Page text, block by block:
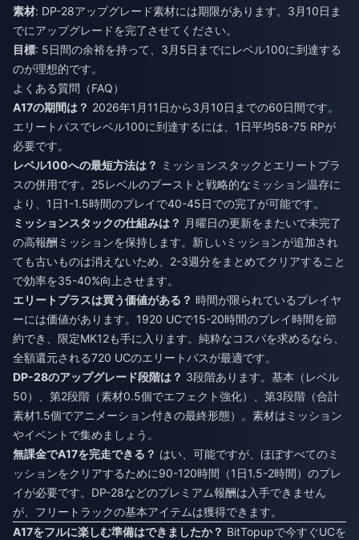
素材: DP-28アップグレード素材には期限があります。3月10日ま
でにアップグレードを完了させてください。
目標: 5日間の余裕を持って、3月5日までにレベル100に到達する
のが理想的です。
よくある質問（FAQ）
A17の期間は？ 2026年1月11日から3月10日までの60日間です。
エリートパスでレベル100に到達するには、1日平均58-75 RPが
必要です。
レベル100への最短方法は？ ミッションスタックとエリートプラ
スの併用です。25レベルのブーストと戦略的なミッション温存に
より、1日1-1.5時間のプレイで40-45日での完了が可能です。
ミッションスタックの仕組みは？ 月曜日の更新をまたいで未完了
の高報酬ミッションを保持します。新しいミッションが追加され
ても古いものは消えないため、2-3週分をまとめてクリアすること
で効率を35-40%向上させます。
エリートプラスは買う価値がある？ 時間が限られているプレイヤ
ーには価値があります。1920 UCで15-20時間のプレイ時間を節
約でき、限定MK12も手に入ります。純粋なコスパを求めるなら、
全額還元される720 UCのエリートパスが最適です。
DP-28のアップグレード段階は？ 3段階あります。基本（レベル
50）、第2段階（素材0.5個でエフェクト強化）、第3段階（合計
素材1.5個でアニメーション付きの最終形態）。素材はミッション
やイベントで集めましょう。
無課金でA17を完走できる？ はい、可能ですが、ほぼすべてのミ
ッションをクリアするために90-120時間（1日1.5-2時間）のプレ
イが必要です。DP-28などのプレミアム報酬は入手できません
が、フリートラックの基本アイテムは獲得できます。
A17をフルに楽しむ準備はできましたか？ BitTopupで今すぐUCを